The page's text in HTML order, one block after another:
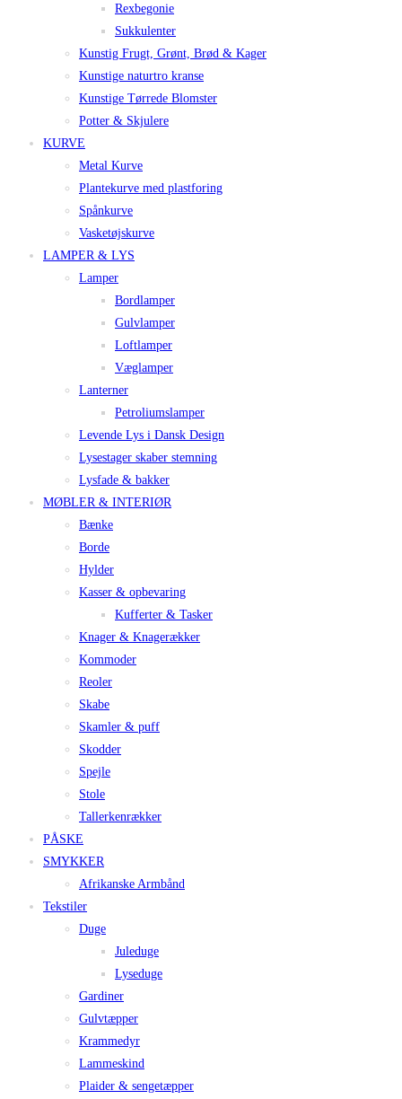
Rexbegonie
Sukkulenter
Kunstig Frugt, Grønt, Brød & Kager
Kunstige naturtro kranse
Kunstige Tørrede Blomster
Potter & Skjulere
KURVE
Metal Kurve
Plantekurve med plastforing
Spånkurve
Vasketøjskurve
LAMPER & LYS
Lamper
Bordlamper
Gulvlamper
Loftlamper
Væglamper
Lanterner
Petroliumslamper
Levende Lys i Dansk Design
Lysestager skaber stemning
Lysfade & bakker
MØBLER & INTERIØR
Bænke
Borde
Hylder
Kasser & opbevaring
Kufferter & Tasker
Knager & Knagerækker
Kommoder
Reoler
Skabe
Skamler & puff
Skodder
Spejle
Stole
Tallerkenrækker
PÅSKE
SMYKKER
Afrikanske Armbånd
Tekstiler
Duge
Juleduge
Lyseduge
Gardiner
Gulvtæpper
Krammedyr
Lammeskind
Plaider & sengetæpper